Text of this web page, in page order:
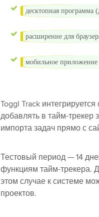
десктопная программа
расширение для
мобильное
Toggl Track
добавлять в тайм-трекер
импорта задач прямо с
Тестовый период — 14
функциям тайм-трекера.
этом случае к системе
проектов.